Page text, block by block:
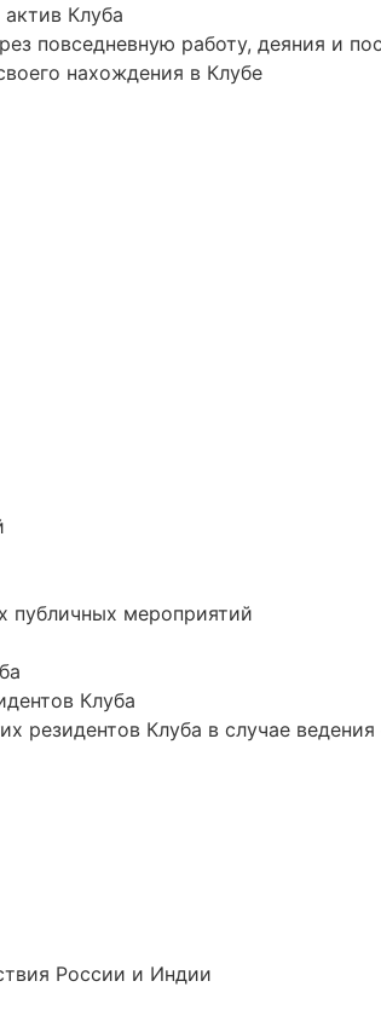
Клуба
повседневную работу, деяния и
нахождения в Клубе
публичных мероприятий
Клуба
резидентов Клуба в случае
России и Индии